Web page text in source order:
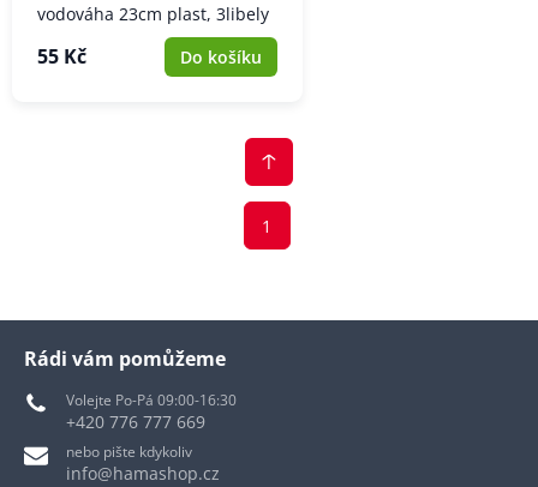
vodováha 23cm plast, 3libely
55 Kč Do košíku
1
Rádi vám pomůžeme
Volejte Po-Pá 09:00-16:30
+420 776 777 669
nebo pište kdykoliv
info@hamashop.cz